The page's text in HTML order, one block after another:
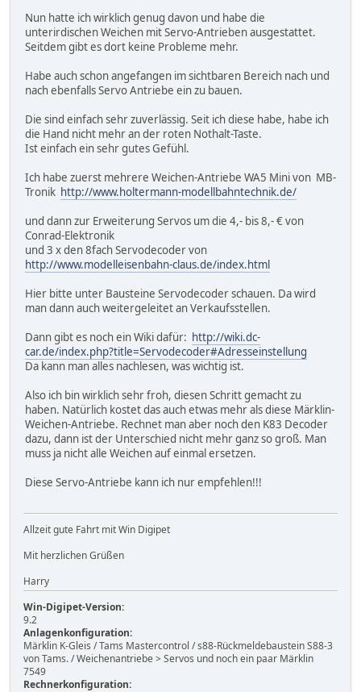
Nun hatte ich wirklich genug davon und habe die
unterirdischen Weichen mit Servo-Antrieben ausgestattet.
Seitdem gibt es dort keine Probleme mehr.
Habe auch schon angefangen im sichtbaren Bereich nach und
nach ebenfalls Servo Antriebe ein zu bauen.
Die sind einfach sehr zuverlässig. Seit ich diese habe, habe ich
die Hand nicht mehr an der roten Nothalt-Taste.
Ist einfach ein sehr gutes Gefühl.
Ich habe zuerst mehrere Weichen-Antriebe WA5 Mini von MB-
Tronik http://www.holtermann-modellbahntechnik.de/
und dann zur Erweiterung Servos um die 4,- bis 8,- € von
Conrad-Elektronik
und 3 x den 8fach Servodecoder von
http://www.modelleisenbahn-claus.de/index.html
Hier bitte unter Bausteine Servodecoder schauen. Da wird
man dann auch weitergeleitet an Verkaufsstellen.
Dann gibt es noch ein Wiki dafür: http://wiki.dc-
car.de/index.php?title=Servodecoder#Adresseinstellung
Da kann man alles nachlesen, was wichtig ist.
Also ich bin wirklich sehr froh, diesen Schritt gemacht zu
haben. Natürlich kostet das auch etwas mehr als diese Märklin-
Weichen-Antriebe. Rechnet man aber noch den K83 Decoder
dazu, dann ist der Unterschied nicht mehr ganz so groß. Man
muss ja nicht alle Weichen auf einmal ersetzen.
Diese Servo-Antriebe kann ich nur empfehlen!!!
Allzeit gute Fahrt mit Win Digipet
Mit herzlichen Grüßen
Harry
Win-Digipet-Version:
9.2
Anlagenkonfiguration:
Märklin K-Gleis / Tams Mastercontrol / s88-Rückmeldebaustein S88-3
von Tams. / Weichenantriebe > Servos und noch ein paar Märklin
7549
Rechnerkonfiguration: